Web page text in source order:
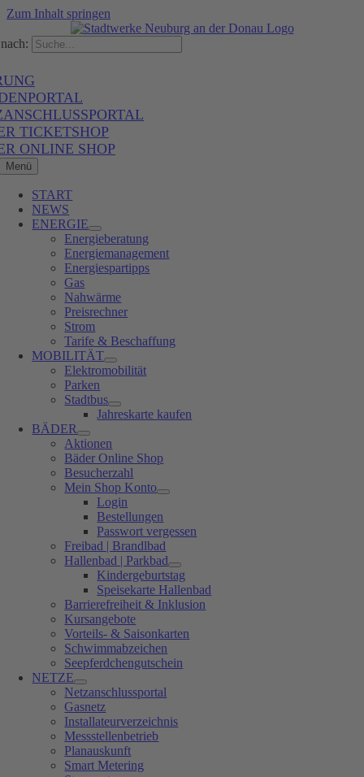
Zum Inhalt springen
TICKETSHOP
ONLINE SHOP
Menü
START
NEWS
ENERGIE
Energieberatung
Energiemanagement
Energiespartipps
Gas
Nahwärme
Preisrechner
Strom
Tarife & Beschaffung
MOBILITÄT
Elektromobilität
Parken
Stadtbus
Jahreskarte kaufen
BÄDER
Aktionen
Bäder Online Shop
Besucherzahl
Mein Shop Konto
Login
Bestellungen
Passwort vergessen
Freibad | Brandlbad
Hallenbad | Parkbad
Kindergeburtstag
Speisekarte Hallenbad
Barrierefreiheit & Inklusion
Kursangebote
Vorteils- & Saisonkarten
Schwimmabzeichen
Seepferdchengutschein
NETZE
Netzanschlussportal
Gasnetz
Installateurverzeichnis
Messstellenbetrieb
Planauskunft
Smart Metering